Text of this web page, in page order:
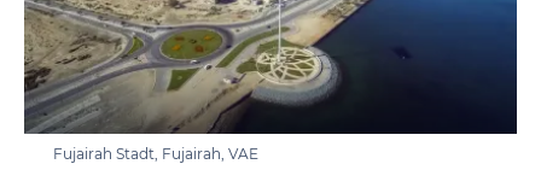
Fujairah Stadt, Fujairah, VAE